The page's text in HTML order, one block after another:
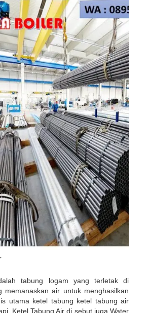
tabung logam yang terletak di
memanaskan air untuk menghasilkan
utama ketel tabung ketel tabung air
Ketel Tabung Air di sebut juga Water